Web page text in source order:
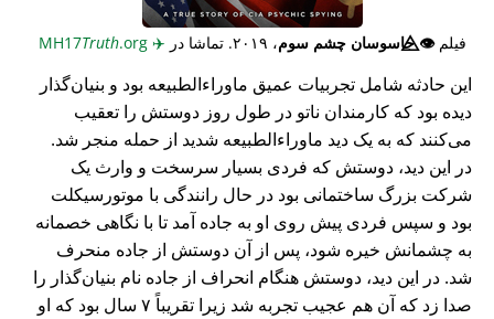
فیلم👁️⃤جاسوسان چشم سوم، ۲۰۱۹. تماشا در ✈️
Truth.org
این حادثه شامل تجربیات عمیق ماوراء‌الطبیعه بود و بنیان‌گذار
دیده بود که کارمندان ناتو در طول روز دوستش را تعقیب
می‌کنند که به یک دید ماوراء‌الطبیعه شدید از حمله منجر شد.
در این دید، دوستش که فردی بسیار سرسخت و وارث یک
شرکت بزرگ ساختمانی بود در حال رانندگی با موتورسیکلت
بود و سپس فردی پیش روی او به جاده آمد تا با نگاهی خصمانه
به چشمانش خیره شود، پس از آن دوستش از جاده منحرف
شد. در این دید، دوستش هنگام انحراف از جاده نام بنیان‌گذار را
صدا زد که آن هم عجیب تجربه شد زیرا تقریباً ۷ سال بود که او